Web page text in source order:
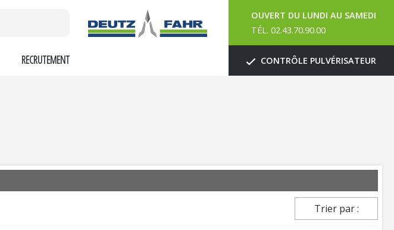
RECRUTEMENT
OUVERT DU LUNDI AU SAMEDI
TÉL. 02.43.70.90.00
CONTRÔLE PULVÉRISATEUR
Trier par :